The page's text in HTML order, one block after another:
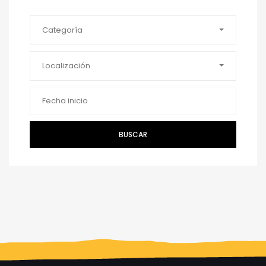
Categoría
Localización
BUSCAR